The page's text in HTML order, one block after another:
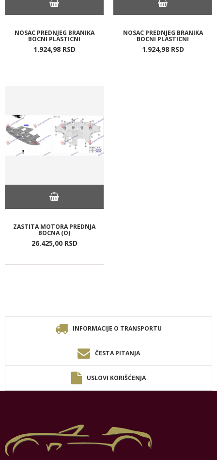
NOSAC PREDNJEG BRANIKA
BOCNI PLASTICNI
1.924,98 RSD
NOSAC PREDNJEG BRANIKA
BOCNI PLASTICNI
1.924,98 RSD
ZASTITA MOTORA PREDNJA
BOCNA (O)
26.425,00 RSD
INFORMACIJE O TRANSPORTU
ČESTA PITANJA
USLOVI KORIŠĆENJA